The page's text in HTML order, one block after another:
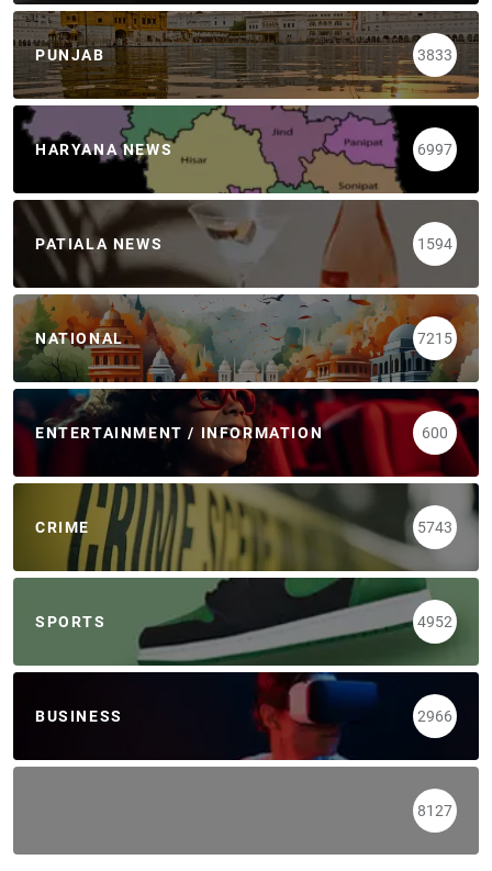
PUNJAB 3833
HARYANA NEWS 6997
PATIALA NEWS 1594
NATIONAL 7215
ENTERTAINMENT / INFORMATION 600
CRIME 5743
SPORTS 4952
BUSINESS 2966
8127